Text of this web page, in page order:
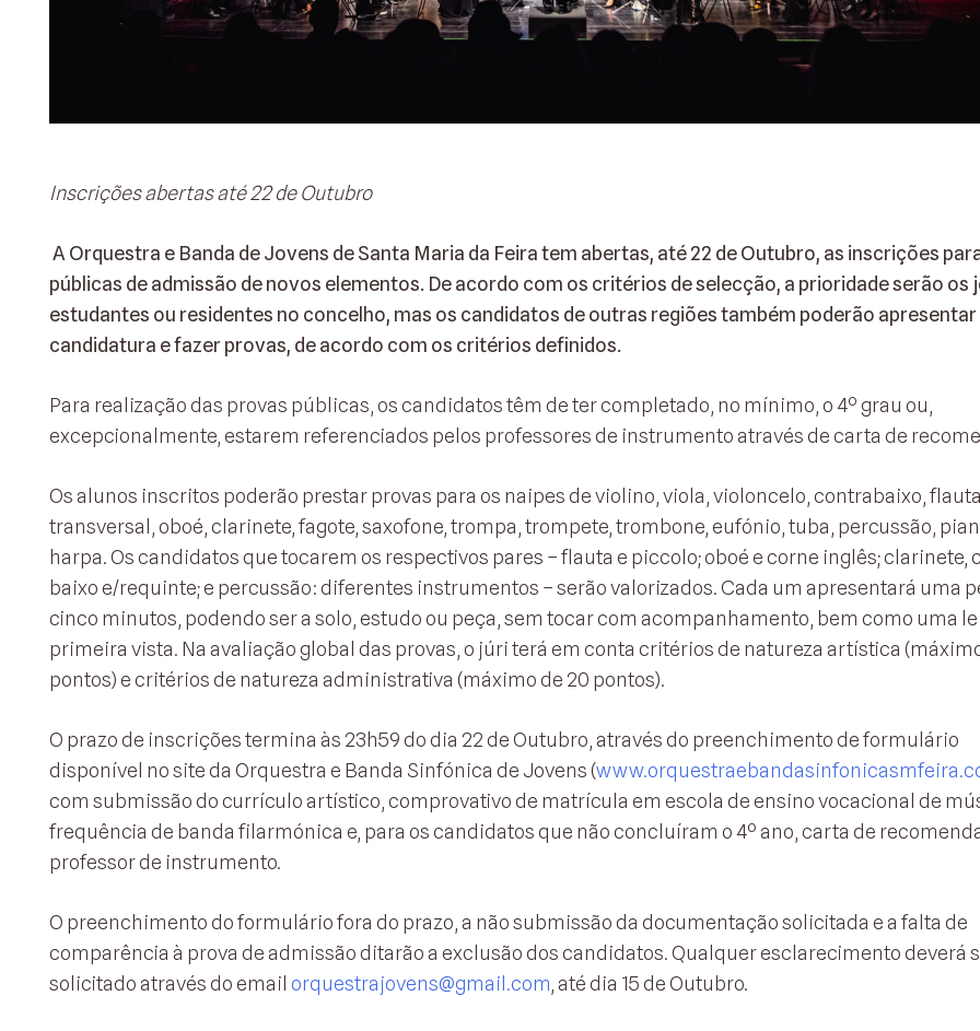
Inscrições abertas até 22 de Outubro
A Orquestra e Banda de Jovens de Santa Maria da Feira tem abertas, até 22 de Outubro, as inscrições
públicas de admissão de novos elementos. De acordo com os critérios de selecção, a prioridade serão os
estudantes ou residentes no concelho, mas os candidatos de outras regiões também poderão apresentar
candidatura e fazer provas, de acordo com os critérios definidos.
Para realização das provas públicas, os candidatos têm de ter completado, no mínimo, o 4º grau ou,
excepcionalmente, estarem referenciados pelos professores de instrumento através de carta de
Os alunos inscritos poderão prestar provas para os naipes de violino, viola, violoncelo, contrabaixo,
transversal, oboé, clarinete, fagote, saxofone, trompa, trompete, trombone, eufónio, tuba, percussão,
harpa. Os candidatos que tocarem os respectivos pares – flauta e piccolo; oboé e corne inglês; clarinete,
baixo e/requinte; e percussão: diferentes instrumentos – serão valorizados. Cada um apresentará uma
cinco minutos, podendo ser a solo, estudo ou peça, sem tocar com acompanhamento, bem como uma
primeira vista. Na avaliação global das provas, o júri terá em conta critérios de natureza artística
pontos) e critérios de natureza administrativa (máximo de 20 pontos).
O prazo de inscrições termina às 23h59 do dia 22 de Outubro, através do preenchimento de formulário
disponível no site da Orquestra e Banda Sinfónica de Jovens (
com submissão do currículo artístico, comprovativo de matrícula em escola de ensino vocacional de
frequência de banda filarmónica e, para os candidatos que não concluíram o 4º ano, carta de
professor de instrumento.
O preenchimento do formulário fora do prazo, a não submissão da documentação solicitada e a falta de
comparência à prova de admissão ditarão a exclusão dos candidatos. Qualquer esclarecimento deverá
solicitado através do email orquestrajovens@gmail.com , até dia 15 de Outubro.